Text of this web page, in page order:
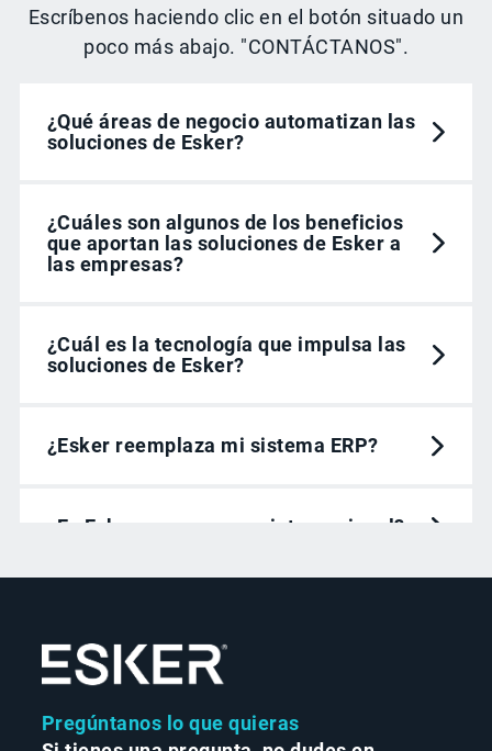
Escríbenos haciendo clic en el botón situado un
poco más abajo. "CONTÁCTANOS".
¿Qué áreas de negocio automatizan las
soluciones de Esker?
¿Cuáles son algunos de los beneficios
que aportan las soluciones de Esker a
las empresas?
¿Cuál es la tecnología que impulsa las
soluciones de Esker?
¿Esker reemplaza mi sistema ERP?
¿Es Esker una empresa internacional?
Pregúntanos lo que quieras